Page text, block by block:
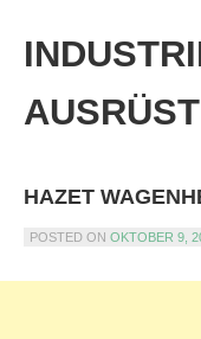
content
HAZET
POSTED ON OKTOBER 9,